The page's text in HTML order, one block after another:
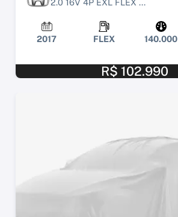
2.0 16V 4P EXL FLEX ...
2017 FLEX 140.000
R$ 102.990